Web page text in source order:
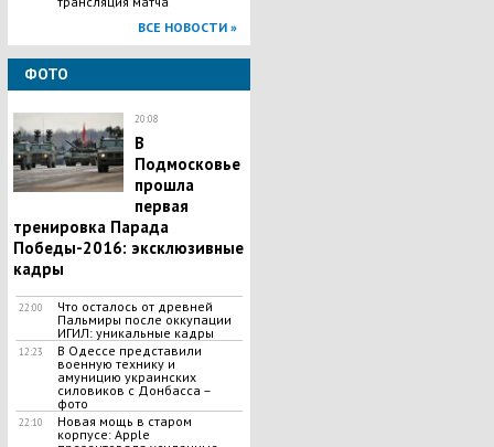
ВСЕ НОВОСТИ »
ФОТО
20:08
В
Подмосковье
прошла
первая
тренировка Парада
Победы-2016: эксклюзивные
кадры
22:00
Что осталось от древней
Пальмиры после оккупации
ИГИЛ: уникальные кадры
12:23
В Одессе представили
военную технику и
амуницию украинских
силовиков с Донбасса –
фото
22:10
Новая мощь в старом
корпусе: Apple